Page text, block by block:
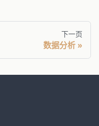
下一页
数据分析